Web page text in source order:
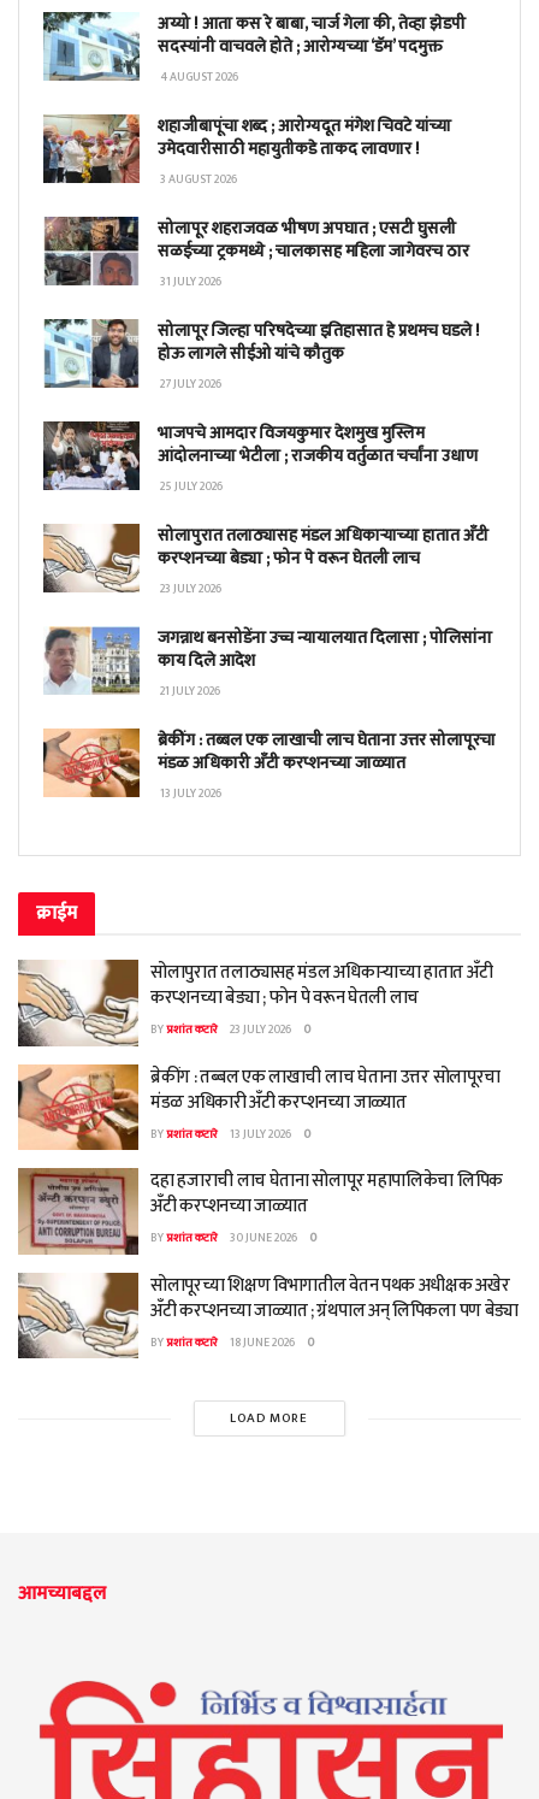
अय्यो ! आता कस रे बाबा, चार्ज गेला की, तेव्हा झेडपी
सदस्यांनी वाचवले होते ; आरोग्यच्या ‘डॅम’ पदमुक्त
4 AUGUST 2026
शहाजीबापूंचा शब्द ; आरोग्यदूत मंगेश चिवटे यांच्या
उमेदवारीसाठी महायुतीकडे ताकद लावणार !
3 AUGUST 2026
सोलापूर शहराजवळ भीषण अपघात ; एसटी घुसली
सळईच्या ट्रकमध्ये ; चालकासह महिला जागेवरच ठार
31 JULY 2026
सोलापूर जिल्हा परिषदेच्या इतिहासात हे प्रथमच घडले !
होऊ लागले सीईओ यांचे कौतुक
27 JULY 2026
भाजपचे आमदार विजयकुमार देशमुख मुस्लिम
आंदोलनाच्या भेटीला ; राजकीय वर्तुळात चर्चांना उधाण
25 JULY 2026
सोलापुरात तलाठ्यासह मंडल अधिकाऱ्याच्या हातात अँटी
करप्शनच्या बेड्या ; फोन पे वरून घेतली लाच
23 JULY 2026
जगन्नाथ बनसोडेंना उच्च न्यायालयात दिलासा ; पोलिसांना
काय दिले आदेश
21 JULY 2026
ब्रेकींग : तब्बल एक लाखाची लाच घेताना उत्तर सोलापूरचा
मंडळ अधिकारी अँटी करप्शनच्या जाळ्यात
13 JULY 2026
क्राईम
सोलापुरात तलाठ्यासह मंडल अधिकाऱ्याच्या हातात अँटी
करप्शनच्या बेड्या ; फोन पे वरून घेतली लाच
BYप्रशांत कटारे 23 JULY 2026 0
ब्रेकींग : तब्बल एक लाखाची लाच घेताना उत्तर सोलापूरचा
मंडळ अधिकारी अँटी करप्शनच्या जाळ्यात
BYप्रशांत कटारे 13 JULY 2026 0
दहा हजाराची लाच घेताना सोलापूर महापालिकेचा लिपिक
अँटी करप्शनच्या जाळ्यात
BYप्रशांत कटारे 30 JUNE 2026 0
सोलापूरच्या शिक्षण विभागातील वेतन पथक अधीक्षक अखेर
अँटी करप्शनच्या जाळ्यात ; ग्रंथपाल अन् लिपिकला पण बेड्या
BYप्रशांत कटारे 18 JUNE 2026 0
LOAD MORE
आमच्याबद्दल